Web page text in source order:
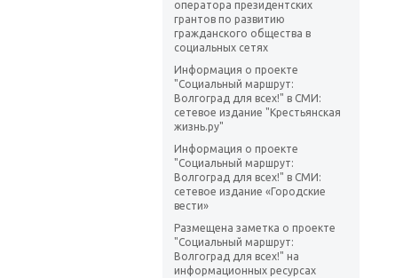
оператора президентских
грантов по развитию
гражданского общества в
социальных сетях
Информация о проекте
"Социальный маршрут:
Волгоград для всех!" в СМИ:
сетевое издание "Крестьянская
жизнь.ру"
Информация о проекте
"Социальный маршрут:
Волгоград для всех!" в СМИ:
сетевое издание «Городские
вести»
Размещена заметка о проекте
"Социальный маршрут:
Волгоград для всех!" на
информационных ресурсах